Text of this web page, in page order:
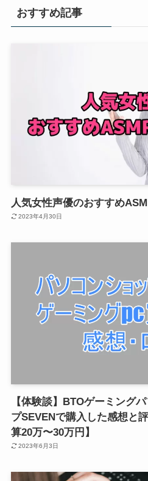
おすすめ記事
人気女性声優のおすすめ
2023年4月30日
【体験談】BTOゲーミング
プSEVENで購入した感想と
算20万〜30万円】
2023年6月3日